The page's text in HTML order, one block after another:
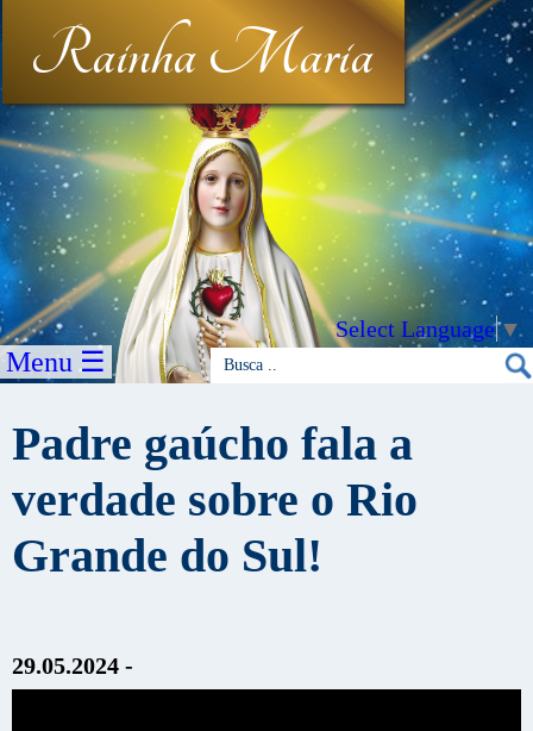
Rainha Maria
Select Language▼
Menu ☰
Padre gaúcho fala a
verdade sobre o Rio
Grande do Sul!
29.05.2024 -